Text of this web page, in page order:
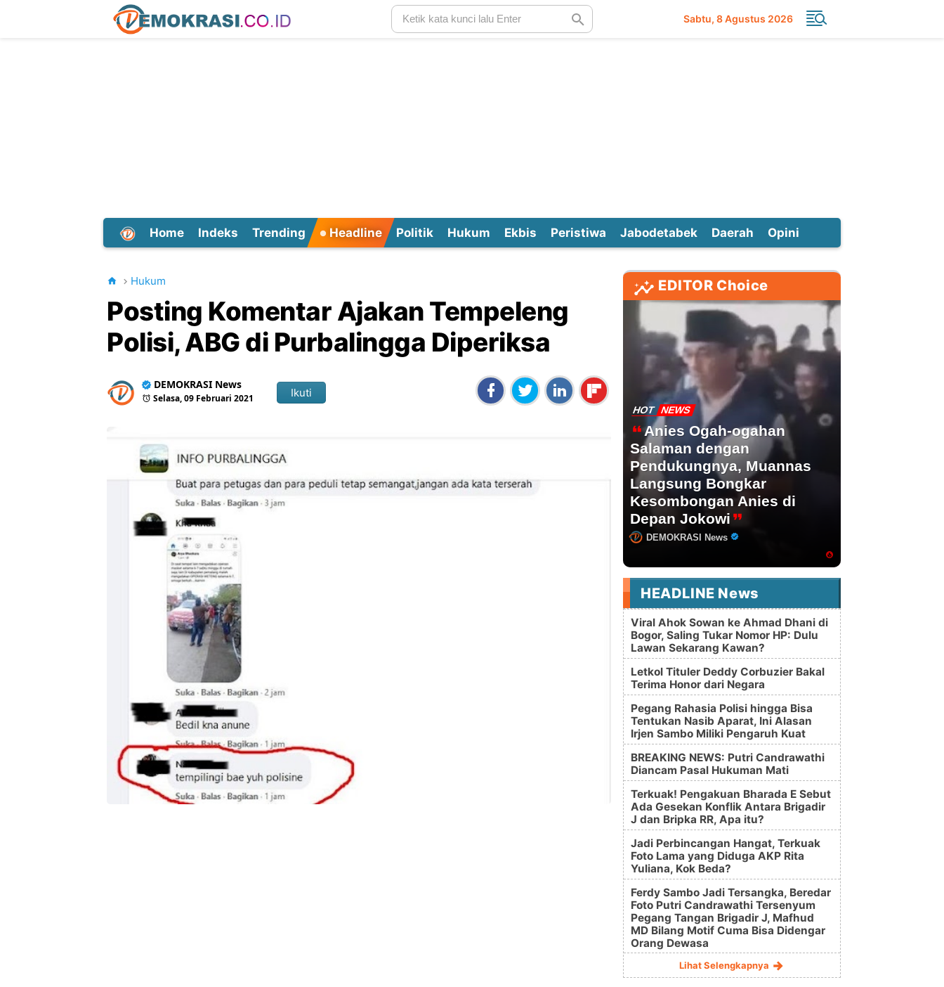
Sabtu 8 Agustus 2026
Home Indeks Trending Headline Politik Hukum Ekbis Peristiwa Jabodetabek Daerah Opini
Hukum
Posting Komentar Ajakan Tempeleng
Polisi, ABG di Purbalingga Diperiksa
DEMOKRASI News
Selasa, 09 Februari 2021 Ikuti
EDITOR Choice
HOT NEWS
Anies Ogah-ogahan
Salaman dengan
Pendukungnya, Muannas
Langsung Bongkar
Kesombongan Anies di
Depan Jokowi
DEMOKRASI News
HEADLINE News
Viral Ahok Sowan ke Ahmad Dhani di
Bogor, Saling Tukar Nomor HP: Dulu
Lawan Sekarang Kawan?
Letkol Tituler Deddy Corbuzier Bakal
Terima Honor dari Negara
Pegang Rahasia Polisi hingga Bisa
Tentukan Nasib Aparat, Ini Alasan
Irjen Sambo Miliki Pengaruh Kuat
BREAKING NEWS: Putri Candrawathi
Diancam Pasal Hukuman Mati
Terkuak! Pengakuan Bharada E Sebut
Ada Gesekan Konflik Antara Brigadir
J dan Bripka RR, Apa itu?
Jadi Perbincangan Hangat, Terkuak
Foto Lama yang Diduga AKP Rita
Yuliana, Kok Beda?
Ferdy Sambo Jadi Tersangka, Beredar
Foto Putri Candrawathi Tersenyum
Pegang Tangan Brigadir J, Mafhud
MD Bilang Motif Cuma Bisa Didengar
Orang Dewasa
Lihat Selengkapnya